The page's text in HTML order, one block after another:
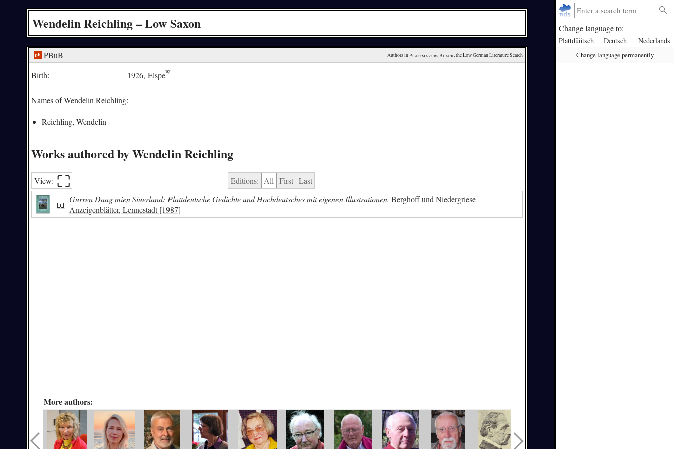
Change language to:
Plattdüütsch Deutsch Nederlands
Change language permanently
Wendelin Reichling – Low Saxon
PBuB Authors in Plattmakers Black, the Low German Literature Search
Birth: 1926, Elspe
Names of Wendelin Reichling:
Reichling, Wendelin
Works authored by Wendelin Reichling
View: ⛶︎ Editions: All First Last
📖 Gurren Daag mien Siuerland: Plattdeutsche Gedichte und Hochdeutsches mit eigenen Illustrationen. Berghoff und Niedergriese
Anzeigenblätter, Lennestadt [1987]
More authors: